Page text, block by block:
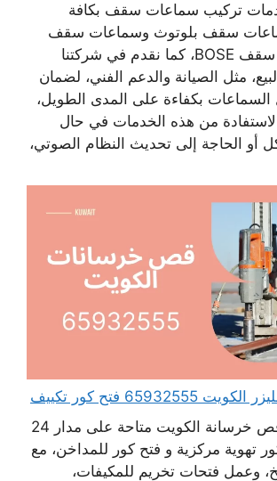
تركيب سماعات سقف بكافة
سقف بلوتوث وسماعات سقف
JPL وسماعات سقف BOSE، كما نقدم في شركتنا
مثل الصيانة والدعم الفني، لضمان
السماعات بكفاءة على المدى الطويل،
من هذه الخدمات في حال
الحاجة إلى تحديث النظام الصوتي،
فتح كور تكييف
خدمات شركة قص خرسانة الكويت متاحة على مدار 24
تهوية مركزية و فتح كور للمداخن، مع
وعمل فتحات تخريم للمكيفات،